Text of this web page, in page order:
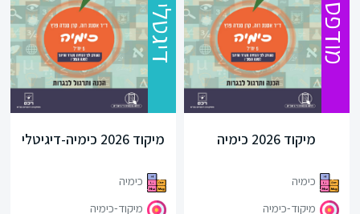
מודפס
מיקוד 2026 כימיה
כימיה
מיקוד-כימיה
דיגטלי
מיקוד 2026 כימיה-דיגיטלי
כימיה
מיקוד-כימיה